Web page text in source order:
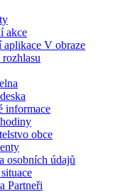
akce
V obraze
informace
obce
osobních údajů
Partneři